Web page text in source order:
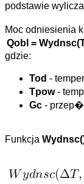
podstawie
Moc
Qobl =
gdzie:
Tod -
Tpow-
Gc -
Funkcja